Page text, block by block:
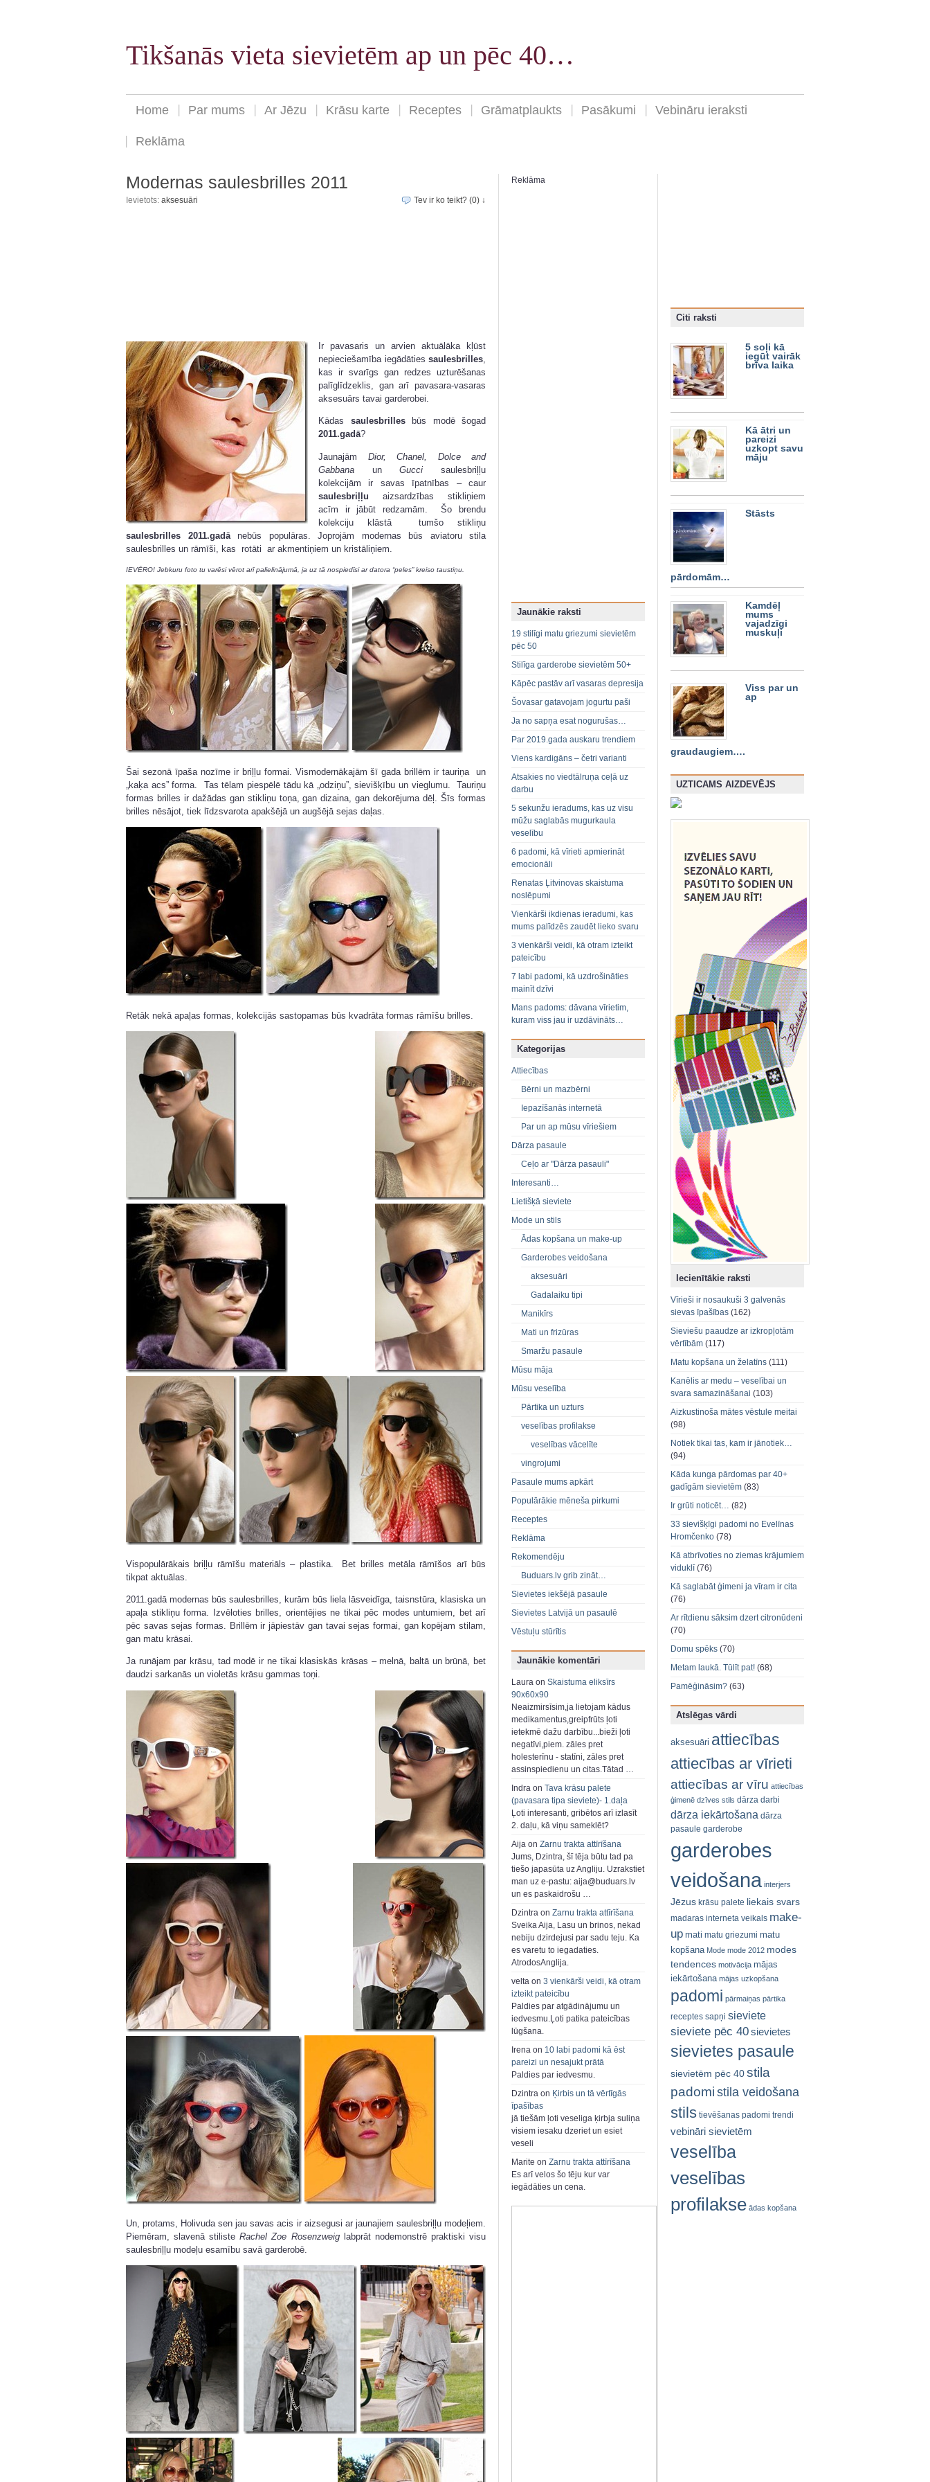
Tikšanās vieta sievietēm ap un pēc 40…
Home Par mums Ar Jēzu Krāsu karte Receptes Grāmatplaukts Pasākumi Vebināru ieraksti
Reklāma
Modernas saulesbrilles 2011
Ievietots: aksesuāri Tev ir ko teikt? (0) ↓
Ir pavasaris un arvien aktuālāka kļūst
nepieciešamība iegādāties saulesbrilles,
kas ir svarīgs gan redzes uzturēšanas
palīglīdzeklis, gan arī pavasara-vasaras
aksesuārs tavai garderobei.
Kādas saulesbrillesbūs modē šogad
2011.gadā?
Jaunajām Dior, Chanel, Dolce and
Gabbana unGucci saulesbriļļu
kolekcijām ir savas īpatnības – caur
saulesbriļļu aizsardzības stikliņiem
acīm ir jābūt redzamām. Šo brendu
kolekciju klāstā tumšo stikliņu
saulesbrilles 2011.gadānebūs populāras. Joprojām modernas būs aviatoru stila
saulesbrilles un rāmīši, kas rotāti ar akmentiņiem un kristāliņiem.
IEVĒRO! Jebkuru foto tu varēsi vērot arī palielinājumā, ja uz tā nospiedīsi ar datora “peles” kreiso taustiņu.
Šai sezonā īpaša nozīme ir briļļu formai. Vismodernākajām šī gada brillēm ir tauriņa un
„kaķa acs” forma. Tas tēlam piespēlē tādu kā „odziņu”, sievišķību un vieglumu. Tauriņu
formas brilles ir dažādas gan stikliņu toņa, gan dizaina, gan dekorējuma dēļ. Šīs formas
brilles nēsājot, tiek līdzsvarota apakšējā un augšējā sejas daļas.
Retāk nekā apaļas formas, kolekcijās sastopamas būs kvadrāta formas rāmīšu brilles.
Vispopulārākais briļļu rāmīšu materiāls – plastika. Bet brilles metāla rāmīšos arī būs
tikpat aktuālas.
2011.gadā modernas būs saulesbrilles, kurām būs liela lāsveidīga, taisnstūra, klasiska un
apaļa stikliņu forma. Izvēloties brilles, orientējies ne tikai pēc modes untumiem, bet arī
pēc savas sejas formas. Brillēm ir jāpiestāv gan tavai sejas formai, gan kopējam stilam,
gan matu krāsai.
Ja runājam par krāsu, tad modē ir ne tikai klasiskās krāsas – melnā, baltā un brūnā, bet
daudzi sarkanās un violetās krāsu gammas toņi.
Un, protams, Holivuda sen jau savas acis ir aizsegusi ar jaunajiem saulesbriļļu modeļiem.
Piemēram, slavenā stilisteRachel Zoe Rosenzweiglabprāt nodemonstrē praktiski visu
saulesbriļļu modeļu esamību savā garderobē.
Reklāma
Jaunākie raksti
19 stilīgi matu griezumi sievietēm
pēc 50
Stilīga garderobe sievietēm 50+
Kāpēc pastāv arī vasaras depresija
Šovasar gatavojam jogurtu paši
Ja no sapņa esat nogurušas…
Par 2019.gada auskaru trendiem
Viens kardigāns – četri varianti
Atsakies no viedtālruņa ceļā uz
darbu
5 sekunžu ieradums, kas uz visu
mūžu saglabās mugurkaula
veselību
6 padomi, kā vīrieti apmierināt
emocionāli
Renatas Ļitvinovas skaistuma
noslēpumi
Vienkārši ikdienas ieradumi, kas
mums palīdzēs zaudēt lieko svaru
3 vienkārši veidi, kā otram izteikt
pateicību
7 labi padomi, kā uzdrošināties
mainīt dzīvi
Mans padoms: dāvana vīrietim,
kuram viss jau ir uzdāvināts…
Kategorijas
Attiecības
Bērni un mazbērni
Iepazīšanās internetā
Par un ap mūsu vīriešiem
Dārza pasaule
Ceļo ar "Dārza pasauli"
Interesanti…
Lietišķā sieviete
Mode un stils
Ādas kopšana un make-up
Garderobes veidošana
aksesuāri
Gadalaiku tipi
Manikīrs
Mati un frizūras
Smaržu pasaule
Mūsu māja
Mūsu veselība
Pārtika un uzturs
veselības profilakse
veselības vācelīte
vingrojumi
Pasaule mums apkārt
Populārākie mēneša pirkumi
Receptes
Reklāma
Rekomendēju
Buduars.lv grib zināt…
Sievietes iekšējā pasaule
Sievietes Latvijā un pasaulē
Vēstuļu stūrītis
Jaunākie komentāri
Laura on Skaistuma eliksīrs
90x60x90
Neaizmirsīsim,ja lietojam kādus
medikamentus,greipfrūts ļoti
ietekmē dažu darbību...bieži ļoti
negatīvi,piem. zāles pret
holesterīnu - statīni, zāles pret
assinspiedienu un citas.Tātad …
Indra on Tava krāsu palete
(pavasara tipa sieviete)- 1.daļa
Ļoti interesanti, gribētos arī izlasīt
2. daļu, kā viņu sameklēt?
Aija on Zarnu trakta attīrīšana
Jums, Dzintra, šī tēja būtu tad pa
tiešo japasūta uz Angliju. Uzrakstiet
man uz e-pastu: aija@buduars.lv
un es paskaidrošu …
Dzintra on Zarnu trakta attīrīšana
Sveika Aija, Lasu un brinos, nekad
nebiju dzirdejusi par sadu teju. Ka
es varetu to iegadaties.
AtrodosAnglija.
velta on 3 vienkārši veidi, kā otram
izteikt pateicību
Paldies par atgādinājumu un
iedvesmu.Ļoti patika pateicības
lūgšana.
Irena on 10 labi padomi kā ēst
pareizi un nesajukt prātā
Paldies par iedvesmu.
Dzintra on Ķirbis un tā vērtīgās
īpašības
jā tiešām ļoti veseliga ķirbja suliņa
visiem iesaku dzeriet un esiet
veseli
Marite on Zarnu trakta attīrīšana
Es arī velos šo tēju kur var
iegādāties un cena.
Citi raksti
5 soļi kā
iegūt vairāk
brīva laika
Kā ātri un
pareizi
uzkopt savu
māju
Stāsts
pārdomām…
Kamdēļ
mums
vajadzīgi
muskuļi
Viss par un
ap
graudaugiem….
UZTICAMS AIZDEVĒJS
Iecienītākie raksti
Vīrieši ir nosaukuši 3 galvenās
sievas īpašības (162)
Sieviešu paaudze ar izkropļotām
vērtībām (117)
Matu kopšana un želatīns (111)
Kanēlis ar medu – veselībai un
svara samazināšanai (103)
Aizkustinoša mātes vēstule meitai
(98)
Notiek tikai tas, kam ir jānotiek…
(94)
Kāda kunga pārdomas par 40+
gadīgām sievietēm (83)
Ir grūti noticēt… (82)
33 sievišķīgi padomi no Evelīnas
Hromčenko (78)
Kā atbrīvoties no ziemas krājumiem
viduklī(76)
Kā saglabāt ģimeni ja vīram ir cita
(76)
Ar rītdienu sāksim dzert citronūdeni
(70)
Domu spēks (70)
Metam laukā. Tūlīt pat! (68)
Pamēģināsim? (63)
Atslēgas vārdi
aksesuāri attiecības
attiecības ar vīrieti
attiecības ar vīru attiecības
ģimenē dzīves stils dārza darbi
dārza iekārtošana dārza
pasaule garderobe
garderobes
veidošana interjers
Jēzus krāsu palete liekais svars
madaras interneta veikals make-
up mati matu griezumi matu
kopšana Mode mode 2012 modes
tendences motivācija mājas
iekārtošana mājas uzkopšana
padomi pārmaiņas pārtika
receptes sapņi sieviete
sieviete pēc 40sievietes
sievietes pasaule
sievietēm pēc 40stila
padomistila veidošana
stils tievēšanas padomi trendi
vebināri sievietēm
veselība
veselības
profilakse ādas kopšana